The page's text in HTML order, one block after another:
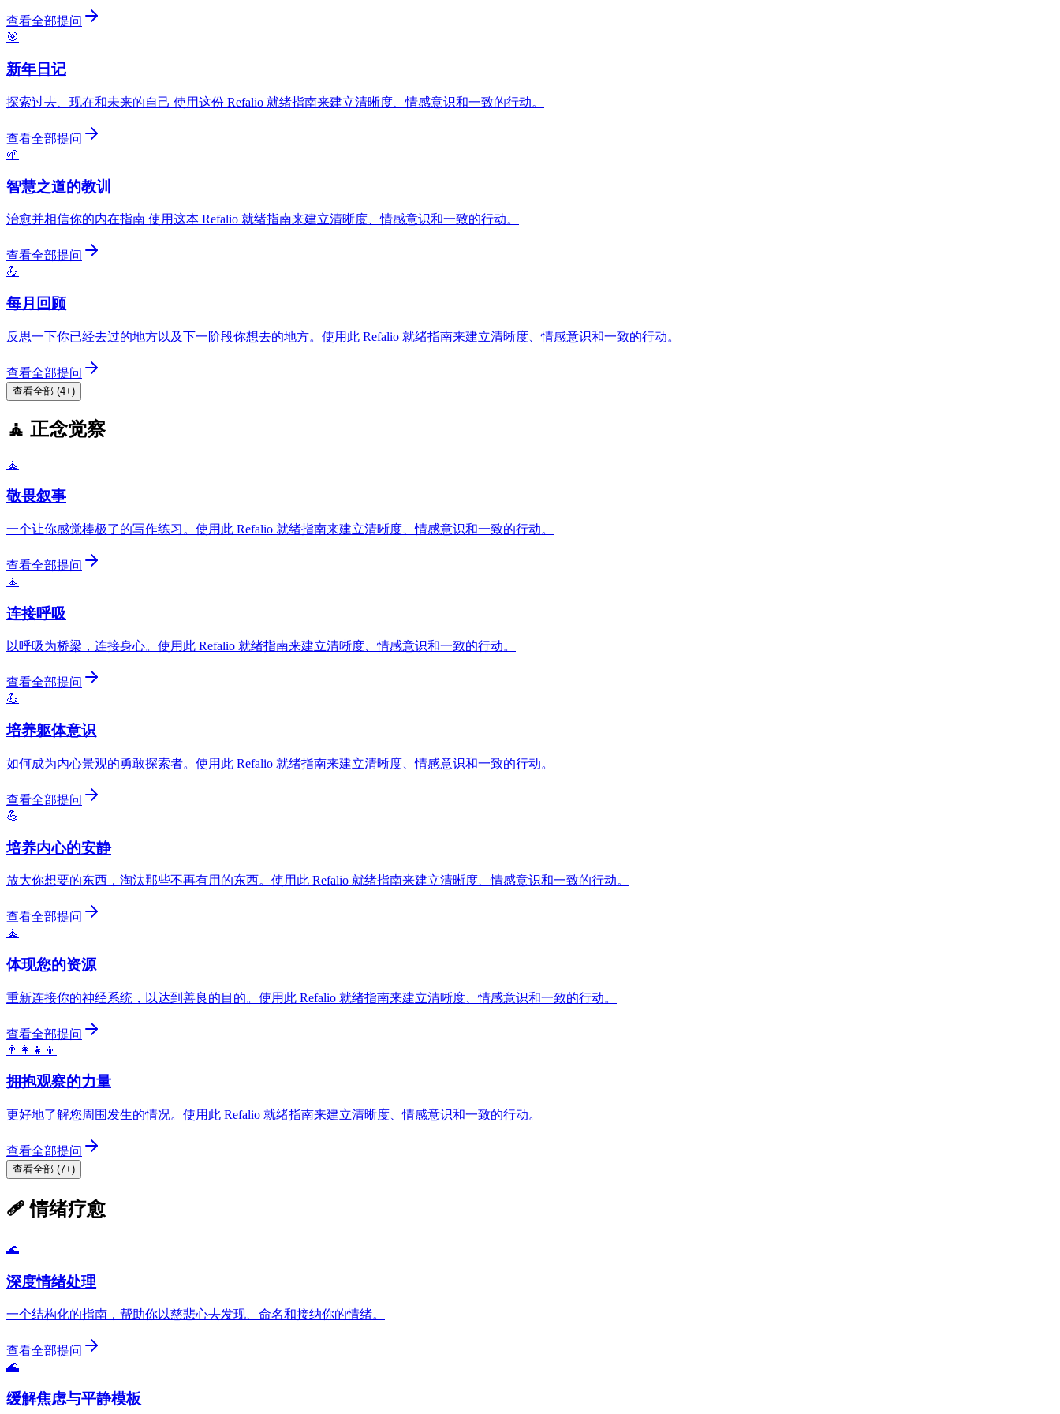
查看全部提问
🎯
新年日记
探索过去、现在和未来的自己 使用这份 Refalio 就绪指南来建立清晰度、情感意识和一致的行动。
查看全部提问
🌱
智慧之道的教训
治愈并相信你的内在指南 使用这本 Refalio 就绪指南来建立清晰度、情感意识和一致的行动。
查看全部提问
💪
每月回顾
反思一下你已经去过的地方以及下一阶段你想去的地方。使用此 Refalio 就绪指南来建立清晰度、情感意识和一致的行动。
查看全部提问
查看全部 (4+)
🧘 正念觉察
🧘
敬畏叙事
一个让你感觉棒极了的写作练习。使用此 Refalio 就绪指南来建立清晰度、情感意识和一致的行动。
查看全部提问
🧘
连接呼吸
以呼吸为桥梁，连接身心。使用此 Refalio 就绪指南来建立清晰度、情感意识和一致的行动。
查看全部提问
💪
培养躯体意识
如何成为内心景观的勇敢探索者。使用此 Refalio 就绪指南来建立清晰度、情感意识和一致的行动。
查看全部提问
💪
培养内心的安静
放大你想要的东西，淘汰那些不再有用的东西。使用此 Refalio 就绪指南来建立清晰度、情感意识和一致的行动。
查看全部提问
🧘
体现您的资源
重新连接你的神经系统，以达到善良的目的。使用此 Refalio 就绪指南来建立清晰度、情感意识和一致的行动。
查看全部提问
👨‍👩‍👧‍👦
拥抱观察的力量
更好地了解您周围发生的情况。使用此 Refalio 就绪指南来建立清晰度、情感意识和一致的行动。
查看全部提问
查看全部 (7+)
🩹 情绪疗愈
🌊
深度情绪处理
一个结构化的指南，帮助你以慈悲心去发现、命名和接纳你的情绪。
查看全部提问
🌊
缓解焦虑与平静模板